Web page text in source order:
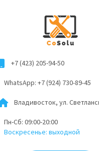
+7 (423) 205-94-50
WhatsApp: +7 (924) 730-89-45
Владивосток, ул.
Пн-Сб: 09:00-20:00
Воскресенье: выходной